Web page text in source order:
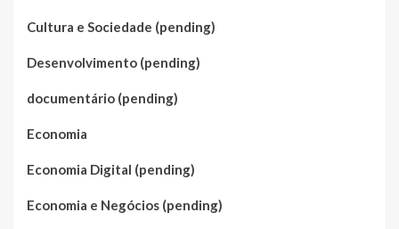
Cultura e Sociedade (pending)
Desenvolvimento (pending)
documentário (pending)
Economia
Economia Digital (pending)
Economia e Negócios (pending)